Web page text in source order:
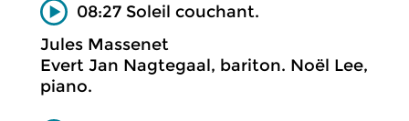
08:27 Soleil couchant.
Jules Massenet
Evert Jan Nagtegaal, bariton. Noël Lee,
piano.